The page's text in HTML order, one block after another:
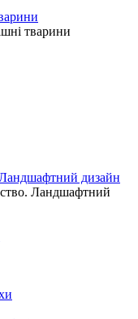
тварини
дизайн
Ландшафтний